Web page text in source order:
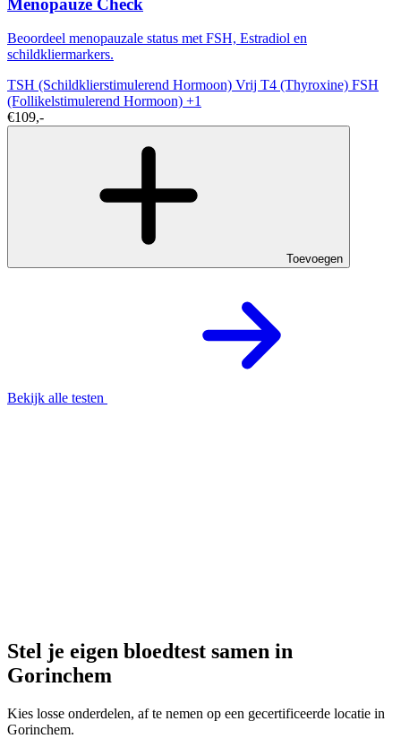
Beoordeel menopauzale status met FSH, Estradiol en
schildkliermarkers.
TSH (Schildklierstimulerend Hormoon) Vrij T4 (Thyroxine) FSH
(Follikelstimulerend Hormoon) +1
€109,-
Toevoegen
Bekijk alle testen
Stel je eigen bloedtest samen in
Gorinchem
Kies losse onderdelen, af te nemen op een gecertificeerde locatie in
Gorinchem.